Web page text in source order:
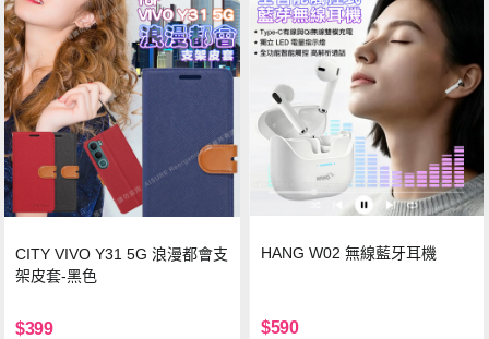
CITY VIVO Y31 5G 浪漫都會支
架皮套-黑色
$399
HANG W02 無線藍牙耳機
$590